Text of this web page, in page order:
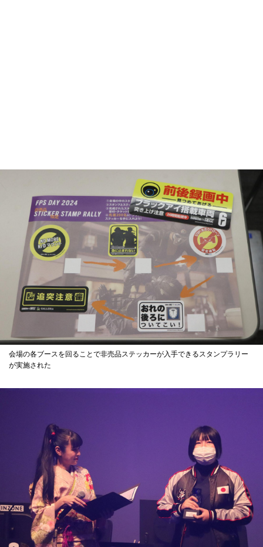
会場の各ブースを回ることで非売品ステッカーが入手できるスタンプラリー
が実施された